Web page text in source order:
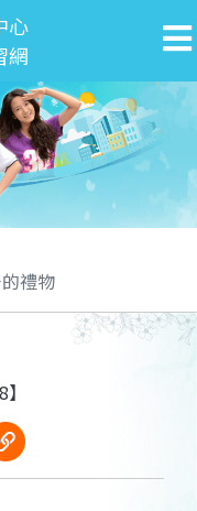
心
網
禮物